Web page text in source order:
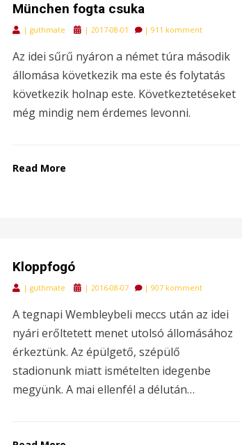
München fogta csuka
| guthmate
Posted
| 2017-08-01 | 911 komment
Az idei sűrű nyáron a német túra második
állomása következik ma este és folytatás
következik holnap este. Következtetéseket
még mindig nem érdemes levonni.
Read More
Kloppfogó
| guthmate
Posted
| 2016-08-07 | 907 komment
A tegnapi Wembleybeli meccs után az idei
nyári erőltetett menet utolsó állomásához
érkeztünk. Az épülgető, szépülő
stadionunk miatt ismételten idegenbe
megyünk. A mai ellenfél a délután…